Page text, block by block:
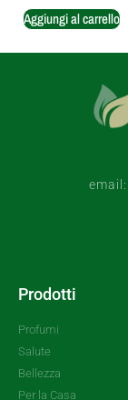
Aggiungi al carrello
email:
Prodotti
Profumi
Salute
Bellezza
Per la Casa